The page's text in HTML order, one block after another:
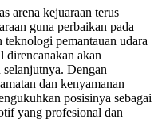
arena kejuaraan terus
guna perbaikan pada
teknologi pemantauan udara
direncanakan akan
Dengan
dan kenyamanan
posisinya sebagai
yang profesional dan